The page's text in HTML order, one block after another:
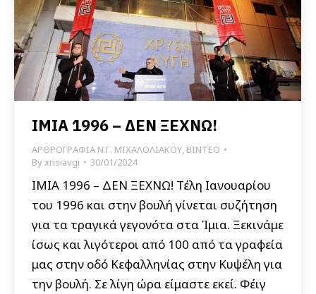
ΙΜΙΑ 1996 – ΔΕΝ ΞΕΧΝΩ!
ΑΡΘΡΟΓΡΑΦΙΑ Ν.Γ. ΜΙΧΑΛΟΛΙΑΚΟΥ, ΒΙΝΤΕΟ
Byxrisiavgi 30/01/2024
ΙΜΙΑ 1996 – ΔΕΝ ΞΕΧΝΩ! Τέλη Ιανουαρίου
του 1996 και στην βουλή γίνεται συζήτηση
για τα τραγικά γεγονότα στα Ίμια. Ξεκινάμε
ίσως και λιγότεροι από 100 από τα γραφεία
μας στην οδό Κεφαλληνίας στην Κυψέλη για
την βουλή. Σε λίγη ώρα είμαστε εκεί. Φέιγ